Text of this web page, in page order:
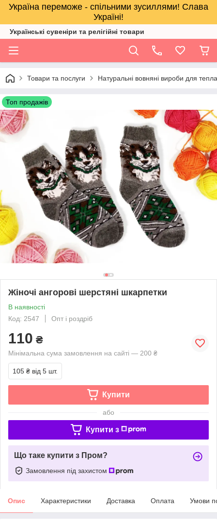
Україна переможе - спільними зусиллями! Слава
Україні!
Українські сувеніри та релігійнi товари
Товари та послуги Натуральні вовняні вироби для
Топ продажів
Жіночі ангорові шерстяні шкарпетки
В наявності
Код: 2547
Опт і роздріб
110 ₴
Мінімальна сума замовлення на сайті — 200 ₴
105 ₴ від 5 шт.
Купити
або
Купити з
Що таке купити з Пром?
Замовлення під захистом
Опис Характеристики Доставка Оплата Умови